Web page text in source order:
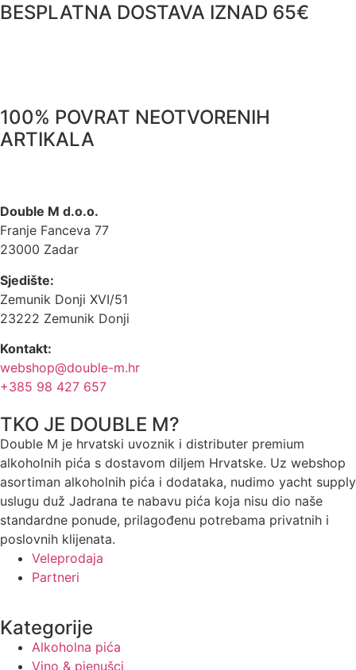
BESPLATNA DOSTAVA IZNAD 65€
100% POVRAT NEOTVORENIH
ARTIKALA
Double M d.o.o.
Franje Fanceva 77
23000 Zadar
Sjedište:
Zemunik Donji XVI/51
23222 Zemunik Donji
Kontakt:
webshop@double-m.hr
+385 98 427 657
TKO JE DOUBLE M?
Double M je hrvatski uvoznik i distributer premium
alkoholnih pića s dostavom diljem Hrvatske. Uz webshop
asortiman alkoholnih pića i dodataka, nudimo yacht supply
uslugu duž Jadrana te nabavu pića koja nisu dio naše
standardne ponude, prilagođenu potrebama privatnih i
poslovnih klijenata.
Veleprodaja
Partneri
Kategorije
Alkoholna pića
Vino & pjenušci